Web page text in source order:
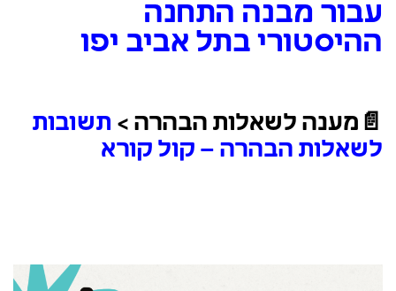
עבור מבנה התחנה
ההיסטורי בתל אביב יפו
📄 מענה לשאלות הבהרה > תשובות
לשאלות הבהרה – קול קורא